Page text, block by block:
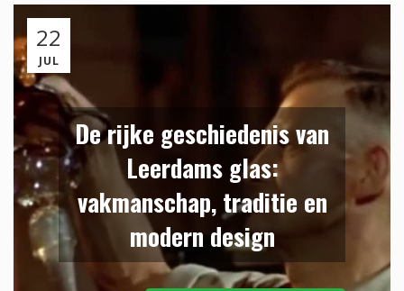
22
JUL
De rijke geschiedenis van
Leerdams glas:
vakmanschap, traditie en
modern design